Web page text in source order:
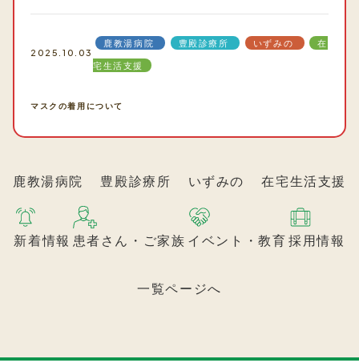
2025.10.03
鹿教湯病院 豊殿診療所 いずみの 在
宅生活支援
マスクの着用について
鹿教湯病院 豊殿診療所 いずみの 在宅生活支援
新着情報 患者さん・ご家族 イベント・教育採用情報
一覧ページへ